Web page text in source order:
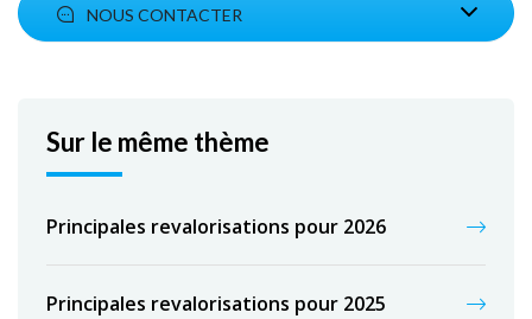
NOUS CONTACTER
Sur le même thème
Principales revalorisations pour 2026
Principales revalorisations pour 2025